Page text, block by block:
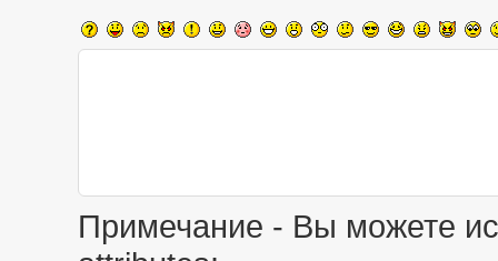
Примечание - Вы можете